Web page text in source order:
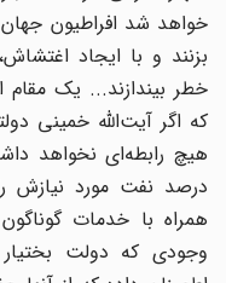
خواهد شد افراطیون
بزنند و با ایجاد
خطر بیندازند... یک مقام
که اگر آیت‌الله خمینی
درصد نفت مورد نیازش را
همراه با خدمات
وجودی که دولت بختیار